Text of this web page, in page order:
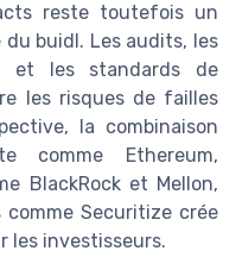
reste toutefois un
buidl. Les audits, les
et les standards de
les risques de failles
la combinaison
comme Ethereum,
BlackRock et Mellon,
Securitize crée
les investisseurs.